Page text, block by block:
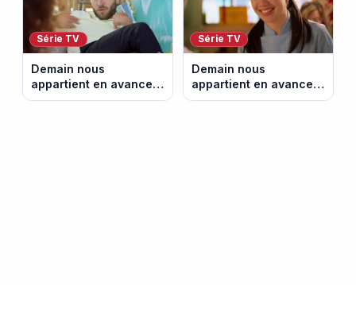
Série TV
Demain nous
appartient en avance:
l’enquête sur Lucas
Série TV
Demain nous
appartient en avance:
Marion avoue tout.